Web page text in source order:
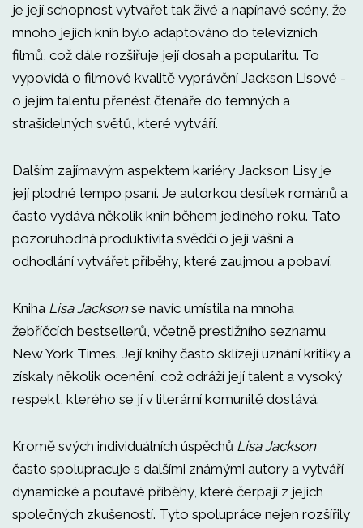
je její schopnost vytvářet tak živé a napínavé scény, že
mnoho jejích knih bylo adaptováno do televizních
filmů, což dále rozšiřuje její dosah a popularitu. To
vypovídá o filmové kvalitě vyprávění Jackson Lisové -
o jejím talentu přenést čtenáře do temných a
strašidelných světů, které vytváří.
Dalším zajímavým aspektem kariéry Jackson Lisy je
její plodné tempo psaní. Je autorkou desítek románů a
často vydává několik knih během jediného roku. Tato
pozoruhodná produktivita svědčí o její vášni a
odhodlání vytvářet příběhy, které zaujmou a pobaví.
Kniha Lisa Jacksonse navíc umístila na mnoha
žebříčcích bestsellerů, včetně prestižního seznamu
New York Times. Její knihy často sklízejí uznání kritiky a
získaly několik ocenění, což odráží její talent a vysoký
respekt, kterého se jí v literární komunitě dostává.
Kromě svých individuálních úspěchů Lisa Jackson
často spolupracuje s dalšími známými autory a vytváří
dynamické a poutavé příběhy, které čerpají z jejich
společných zkušeností. Tyto spolupráce nejen rozšířily